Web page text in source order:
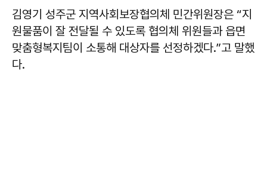
김영기 성주군 지역사회보장협의체 민간위원장은 “지
원물품이 잘 전달될 수 있도록 협의체 위원들과 읍면
맞춤형복지팀이 소통해 대상자를 선정하겠다.”고 말했
다.